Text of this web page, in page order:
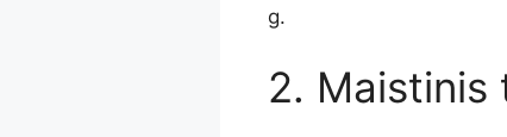
g.
2. Maistinis